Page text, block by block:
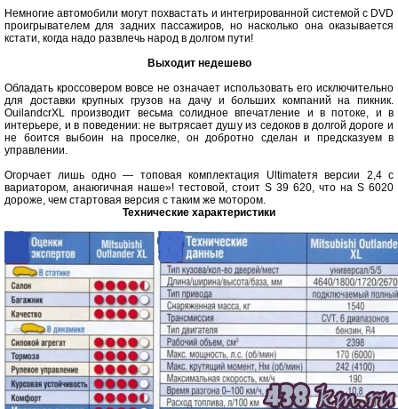
Немногие автомобили могут похвастать и интегрированной системой с DVD
проигрывателем для задних пассажиров, но насколько она оказывается
кстати, когда надо развлечь народ в долгом пути!
Выходит недешево
Обладать кроссовером вовсе не означает использовать его исключительно
для доставки крупных грузов на дачу и больших компаний на пикник.
OuilandcrXL производит весьма солидное впечатление и в потоке, и в
интерьере, и в поведении: не вытрясает душу из седоков в долгой дороге и
не боится выбоин на проселке, он добротно сделан и предсказуем в
управлении.
Огорчает лишь одно — топовая комплектация Ultimateтя версии 2,4 с
вариатором, анаюгичная наше»! тестовой, стоит S 39 620, что на S 6020
дороже, чем стартовая версия с таким же мотором.
Технические характеристики